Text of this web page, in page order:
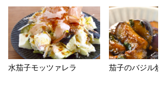
水茄子モッツァレラ 茄子のバジル炒